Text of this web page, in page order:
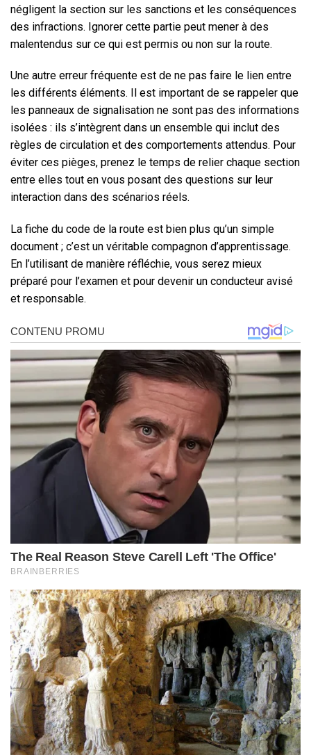
négligent la section sur les sanctions et les conséquences
des infractions. Ignorer cette partie peut mener à des
malentendus sur ce qui est permis ou non sur la route.
Une autre erreur fréquente est de ne pas faire le lien entre
les différents éléments. Il est important de se rappeler que
les panneaux de signalisation ne sont pas des informations
isolées : ils s’intègrent dans un ensemble qui inclut des
règles de circulation et des comportements attendus. Pour
éviter ces pièges, prenez le temps de relier chaque section
entre elles tout en vous posant des questions sur leur
interaction dans des scénarios réels.
La fiche du code de la route est bien plus qu’un simple
document ; c’est un véritable compagnon d’apprentissage.
En l’utilisant de manière réfléchie, vous serez mieux
préparé pour l’examen et pour devenir un conducteur avisé
et responsable.